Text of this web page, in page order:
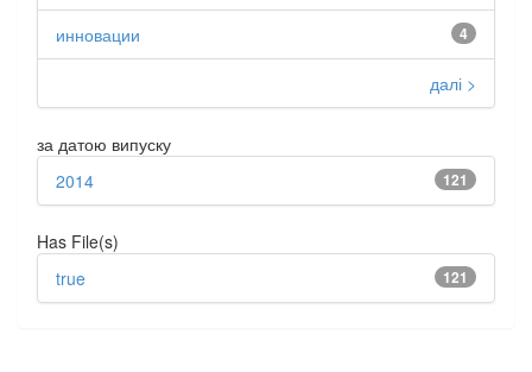
4
инновации
далі >
за датою випуску
121
2014
Has File(s)
121
true